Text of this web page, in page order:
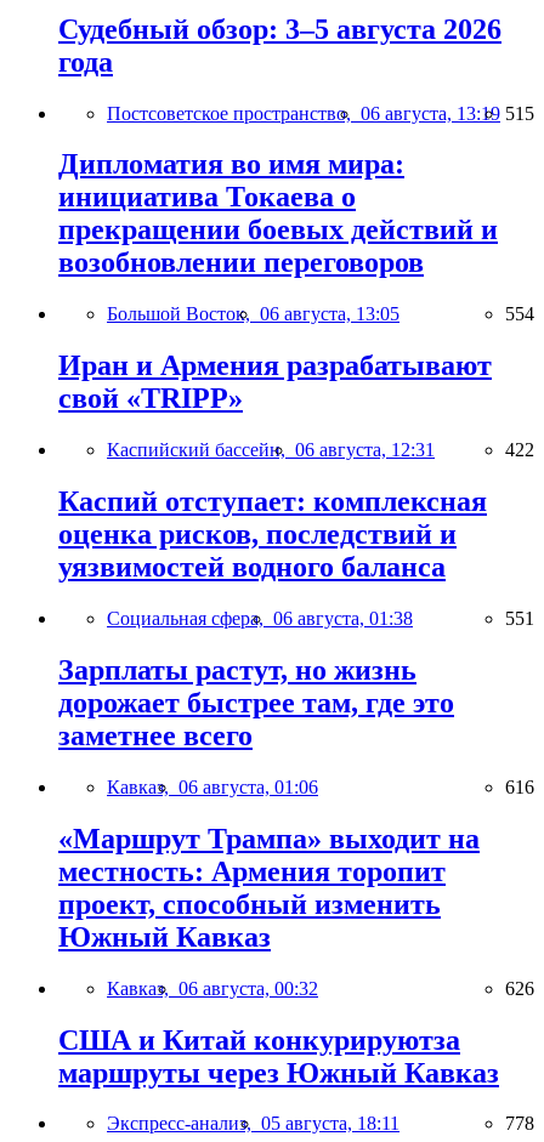
Судебный обзор: 3–5 августа 2026
года
Постсоветское пространство, 06 августа, 13:19 515
Дипломатия во имя мира:
инициатива Токаева о
прекращении боевых действий и
возобновлении переговоров
Большой Восток, 06 августа, 13:05 554
Иран и Армения разрабатывают
свой «TRIPP»
Каспийский бассейн, 06 августа, 12:31 422
Каспий отступает: комплексная
оценка рисков, последствий и
уязвимостей водного баланса
Социальная сфера, 06 августа, 01:38 551
Зарплаты растут, но жизнь
дорожает быстрее там, где это
заметнее всего
Кавказ, 06 августа, 01:06 616
«Маршрут Трампа» выходит на
местность: Армения торопит
проект, способный изменить
Южный Кавказ
Кавказ, 06 августа, 00:32 626
США и Китай конкурируютза
маршруты через Южный Кавказ
Экспресс-анализ, 05 августа, 18:11 778